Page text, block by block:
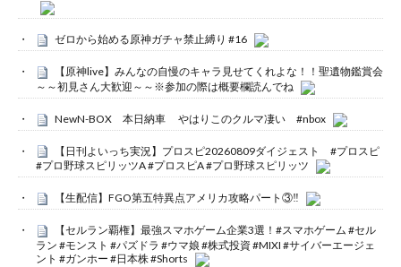
ゼロから始める原神ガチャ禁止縛り #16
【原神live】みんなの自慢のキャラ見せてくれよな！！聖遺物鑑賞会
～～初見さん大歓迎～～※参加の際は概要欄読んでね
NewN-BOX 本日納車 やはりこのクルマ凄い #nbox
【日刊よいっち実況】プロスピ20260809ダイジェスト #プロスピ
#プロ野球スピリッツA #プロスピA #プロ野球スピリッツ
【生配信】FGO第五特異点アメリカ攻略パート③‼️
【セルラン覇権】最強スマホゲーム企業3選！#スマホゲーム #セル
ラン #モンスト #パズドラ #ウマ娘 #株式投資 #MIXI #サイバーエージェ
ント #ガンホー #日本株 #Shorts